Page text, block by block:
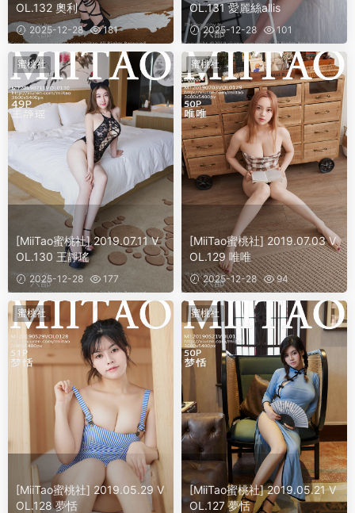
OL.132 奧利
2025-12-28 181
OL.131 愛麗絲allis
2025-12-28 101
蜜桃社
[MiiTao蜜桃社] 2019.07.11 V
OL.130 王靜瑤
2025-12-28 177
蜜桃社
[MiiTao蜜桃社] 2019.07.03 V
OL.129 唯唯
2025-12-28 94
蜜桃社
[MiiTao蜜桃社] 2019.05.29 V
OL.128 夢恬
蜜桃社
[MiiTao蜜桃社] 2019.05.21 V
OL.127 夢恬